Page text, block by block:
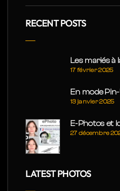
RECENT POSTS
Les mariés à
17 février 2025
En mode
13 janvier 2025
E-Photos et
27 décembre
LATEST PHOTOS